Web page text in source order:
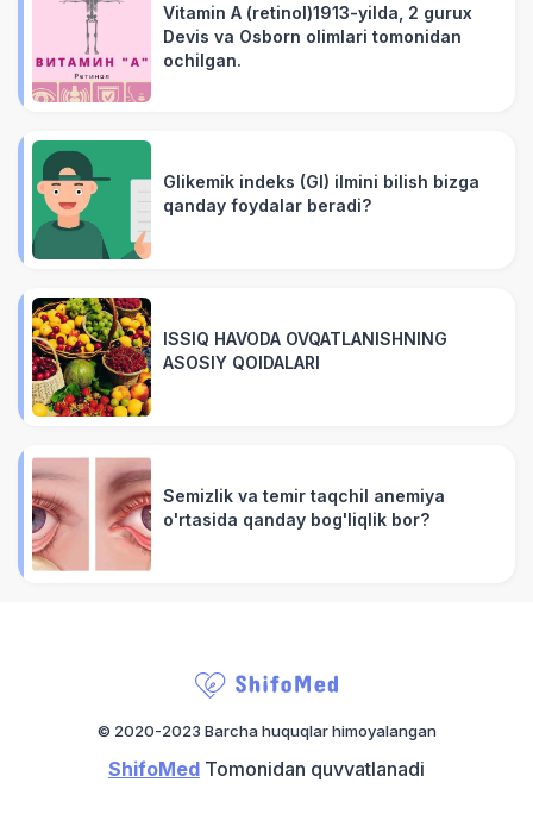
Vitamin A (retinol)1913-yilda, 2 gurux
Devis va Osborn olimlari tomonidan
ochilgan.
Glikemik indeks (GI) ilmini bilish bizga
qanday foydalar beradi?
ISSIQ HAVODA OVQATLANISHNING
ASOSIY QOIDALARI
Semizlik va temir taqchil anemiya
o'rtasida qanday bog'liqlik bor?
© 2020-2023 Barcha huquqlar himoyalangan
ShifoMed Tomonidan quvvatlanadi